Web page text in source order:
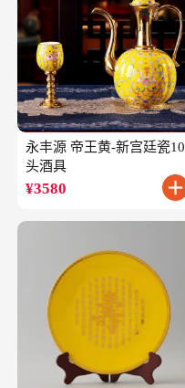
永丰源 帝王黄-新宫廷瓷10
头酒具
¥3580